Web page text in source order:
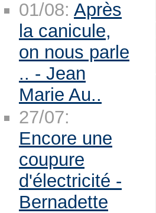
01/08: Après
la canicule,
on nous parle
.. - Jean
Marie Au..
27/07:
Encore une
coupure
d'électricité -
Bernadette